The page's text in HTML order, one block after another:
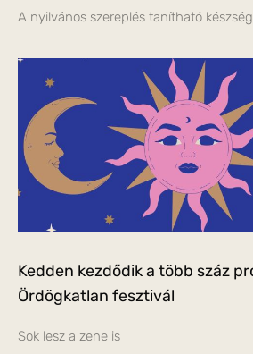
A nyilvános szereplés tanítható készség
Kedden kezdődik a több száz
Ördögkatlan fesztivál
Sok lesz a zene is